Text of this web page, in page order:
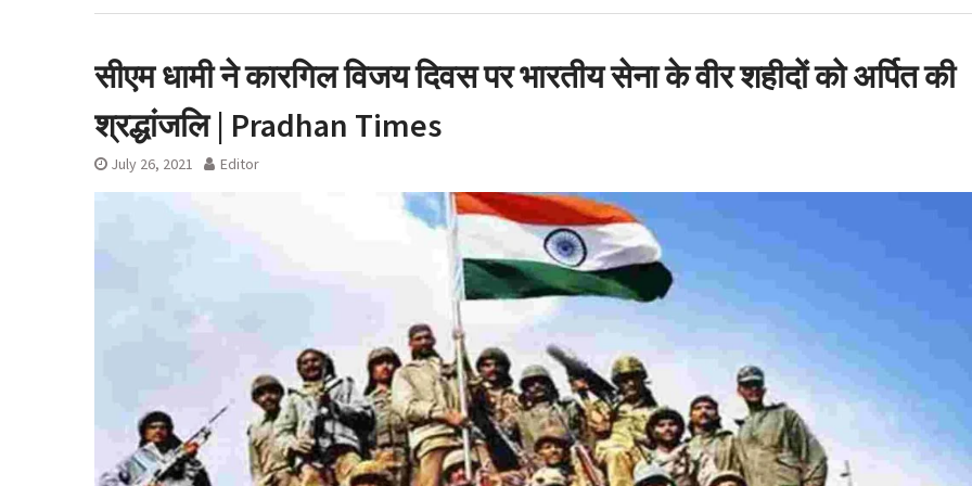
ऋषिकेश भानियावाला में पर्यावरण प्रेमियों ने
सीएम धामी ने कारगिल विजय दिवस पर भारतीय सेना के वीर शहीदों को अर्पित की
श्रद्धांजलि | Pradhan Times
July 26, 2021 Editor